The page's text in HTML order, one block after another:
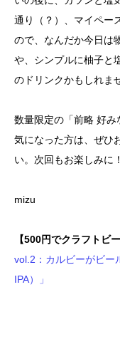
通り（？）、マイペー
ので、なんだか今日は
や、シンプルに柚子と
のドリンクかもしれま
数量限定の「前略 好
気になった方は、ぜひ
い。次回もお楽しみに！
mizu
【500円でクラフトビ
vol.2：カルビーがビー
IPA）」